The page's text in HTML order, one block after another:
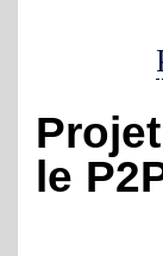
le